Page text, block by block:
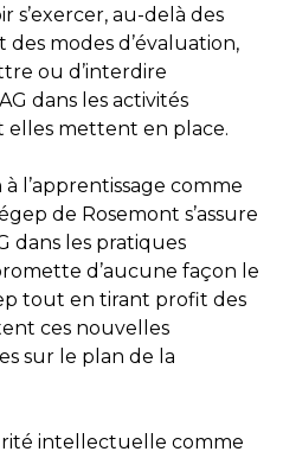
au-delà des
modes d’évaluation,
ou d’interdire
dans les activités
elles mettent en place.
l’apprentissage comme
de Rosemont s’assure
dans les pratiques
d’aucune façon le
tout en tirant profit des
ces nouvelles
sur le plan de la
intellectuelle comme